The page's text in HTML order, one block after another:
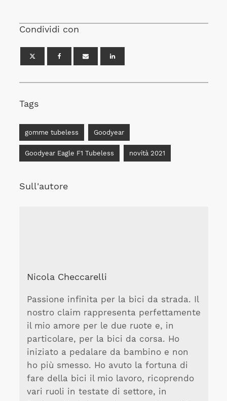
Condividi con
Tags
gomme tubeless Goodyear
Goodyear Eagle F1 Tubeless novità 2021
Sull'autore
Nicola Checcarelli
Passione infinita per la bici da strada. Il
nostro claim rappresenta perfettamente
il mio amore per le due ruote e, in
particolare, per la bici da corsa. Ho
iniziato a pedalare da bambino e non
ho più smesso. Ho avuto la fortuna di
fare della bici il mio lavoro, ricoprendo
vari ruoli in testate di settore, in